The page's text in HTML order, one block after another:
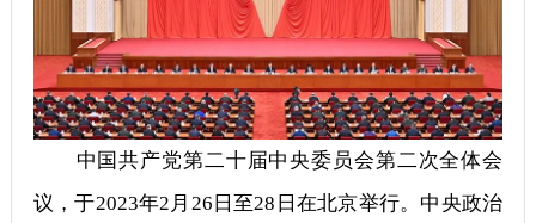
中国共产党第二十届中央委员会第二次全体会
议，于2023年2月26日至28日在北京举行。中央政治